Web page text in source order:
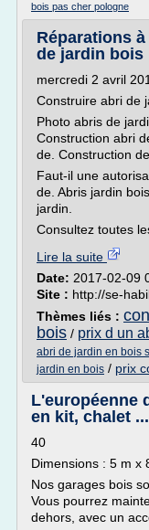
bois pas cher pologne
Réparations
de jardin bois
mercredi 2 avril
Construire abri de
Photo abris de
Construction abri
de. Construction
Faut-il une
de. Abris jardin
jardin.
Consultez toutes
Lire la suite
Date: 2017-02-09
Site : http://se-
Thèmes liés :
bois / prix d un
abri de jardin en bois
jardin en bois / prix
L'européenne
en kit, chalet ...
40
Dimensions : 5 m x
Nos garages bois
Vous pourrez
dehors, avec un